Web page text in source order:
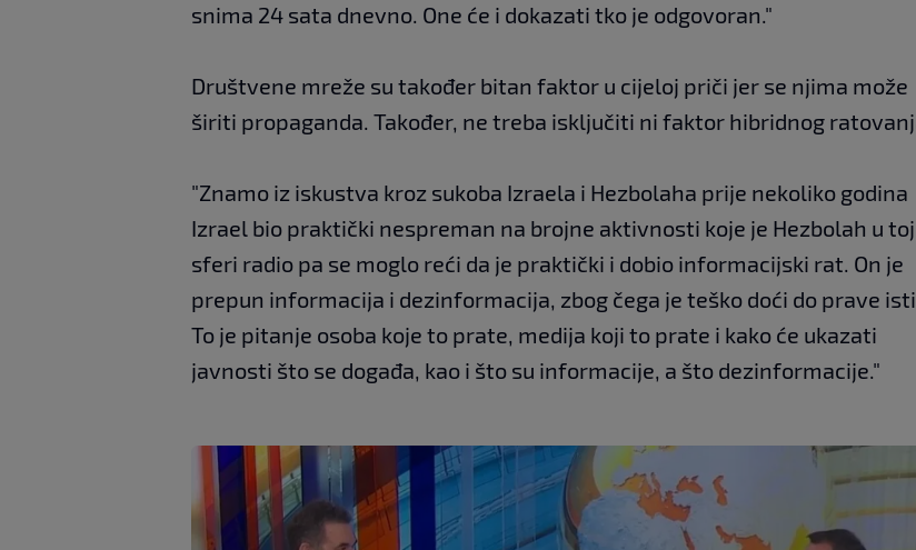
snima 24 sata dnevno. One će i dokazati tko je odgovoran."
Društvene mreže su također bitan faktor u cijeloj priči jer se njima može
širiti propaganda. Također, ne treba isključiti ni faktor hibridnog
"Znamo iz iskustva kroz sukoba Izraela i Hezbolaha prije nekoliko godina
Izrael bio praktički nespreman na brojne aktivnosti koje je Hezbolah u toj
sferi radio pa se moglo reći da je praktički i dobio informacijski rat. On je
prepun informacija i dezinformacija, zbog čega je teško doći do prave
To je pitanje osoba koje to prate, medija koji to prate i kako će ukazati
javnosti što se događa, kao i što su informacije, a što dezinformacije."